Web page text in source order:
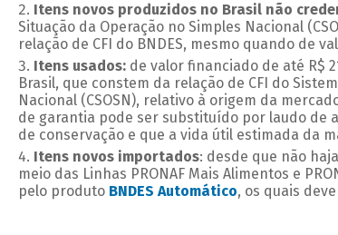
Itens novos produzidos no Brasil não
Situação da Operação no Simples Nacional
relação de CFI do BNDES, mesmo quando de
Itens usados: de valor financiado de até R$
Brasil, que constem da relação de CFI do
Nacional (CSOSN), relativo à origem da
de garantia pode ser substituído por laudo de
de conservação e que a vida útil estimada da
Itens novos importados: desde que não
meio das Linhas PRONAF Mais Alimentos e
pelo produto BNDES Automático, os quais